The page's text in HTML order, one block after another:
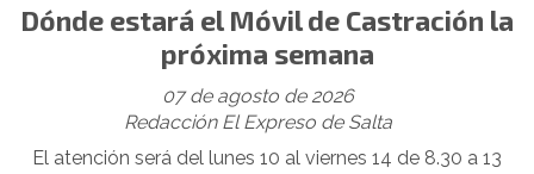
Dónde estará el Móvil de Castración la
próxima semana
Redacción El Expreso de Salta
07 de agosto de 2026
El atención será del lunes 10 al viernes 14 de 8.30 a 13